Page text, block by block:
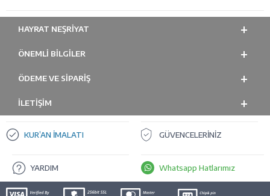
HAYRAT NEŞRIYAT
ÖNEMLI BILGILER
ÖDEME VE SİPARİŞ
İLETİŞİM
KUR’AN İMALATI GÜVENCELERİNİZ
YARDIM Whatsapp Hatlarımız